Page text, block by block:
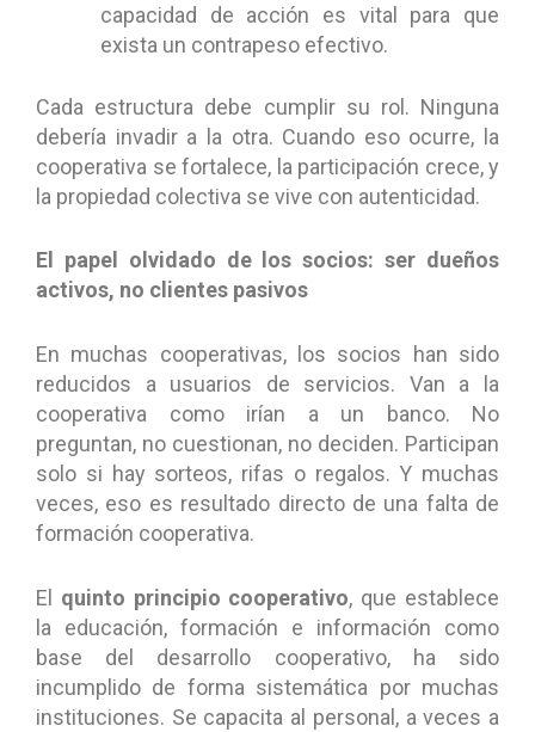
capacidad de acción es vital para que
exista un contrapeso efectivo.
Cada estructura debe cumplir su rol. Ninguna
debería invadir a la otra. Cuando eso ocurre, la
cooperativa se fortalece, la participación crece, y
la propiedad colectiva se vive con autenticidad.
El papel olvidado de los socios: ser dueños
activos, no clientes pasivos
En muchas cooperativas, los socios han sido
reducidos a usuarios de servicios. Van a la
cooperativa como irían a un banco. No
preguntan, no cuestionan, no deciden. Participan
solo si hay sorteos, rifas o regalos. Y muchas
veces, eso es resultado directo de una falta de
formación cooperativa.
El quinto principio cooperativo, que establece
la educación, formación e información como
base del desarrollo cooperativo, ha sido
incumplido de forma sistemática por muchas
instituciones. Se capacita al personal, a veces a